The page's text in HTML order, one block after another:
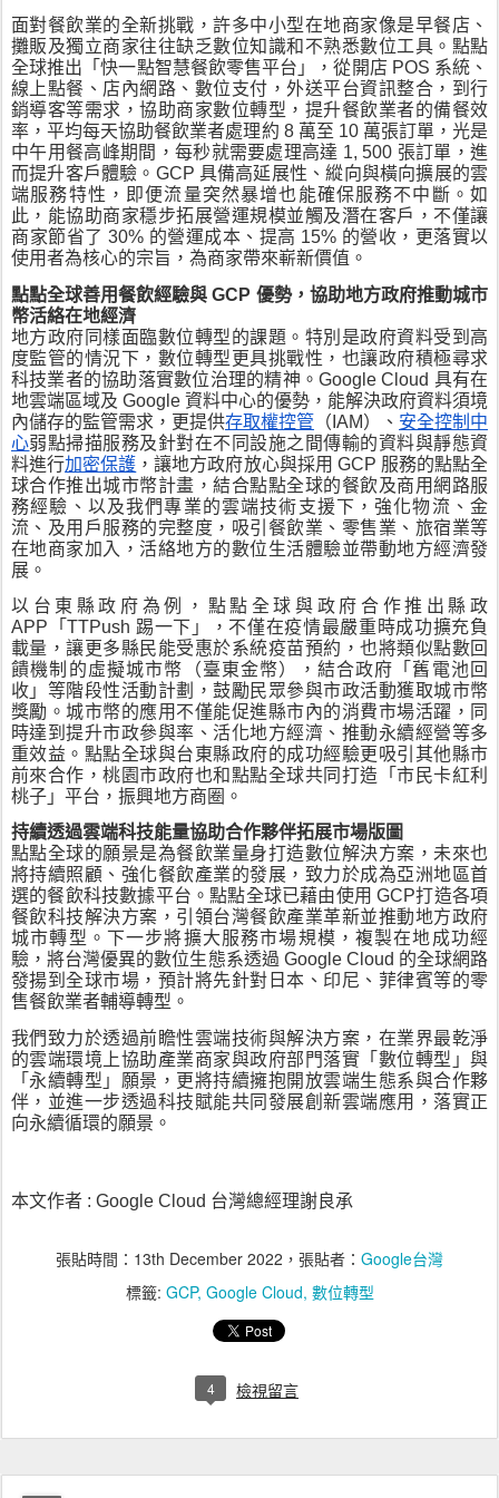
面對餐飲業的全新挑戰，許多中小型在地商家像是早餐店、
攤販及獨立商家往往缺乏數位知識和不熟悉數位工具。點點
全球推出「快一點智慧餐飲零售平台」，從開店 POS 系統、
線上點餐、店內網路、數位支付，外送平台資訊整合，到行
銷導客等需求，協助商家數位轉型，提升餐飲業者的備餐效
率，平均每天協助餐飲業者處理約 8 萬至 10 萬張訂單，光是
中午用餐高峰期間，每秒就需要處理高達 1, 500 張訂單，進
而提升客戶體驗。GCP 具備高延展性、縱向與橫向擴展的雲
端服務特性，即便流量突然暴增也能確保服務不中斷。如
此，能協助商家穩步拓展營運規模並觸及潛在客戶，不僅讓
商家節省了 30% 的營運成本、提高 15% 的營收，更落實以
使用者為核心的宗旨，為商家帶來嶄新價值。
點點全球善用餐飲經驗與 GCP 優勢，協助地方政府推動城市
幣活絡在地經濟
地方政府同樣面臨數位轉型的課題。特別是政府資料受到高
度監管的情況下，數位轉型更具挑戰性，也讓政府積極尋求
科技業者的協助落實數位治理的精神。Google Cloud 具有在
地雲端區域及 Google 資料中心的優勢，能解決政府資料須境
內儲存的監管需求，更提供存取權控管 （IAM）、 安全控制中
心弱點掃描服務及針對在不同設施之間傳輸的資料與靜態資
料進行加密保護 ，讓地方政府放心與採用 GCP 服務的點點全
球合作推出城市幣計畫，結合點點全球的餐飲及商用網路服
務經驗、以及我們專業的雲端技術支援下，強化物流、金
流、及用戶服務的完整度，吸引餐飲業、零售業、旅宿業等
在地商家加入，活絡地方的數位生活體驗並帶動地方經濟發
展。
以台東縣政府為例，點點全球與政府合作推出縣政
APP「TTPush 踢一下」，不僅在疫情最嚴重時成功擴充負
載量，讓更多縣民能受惠於系統疫苗預約，也將類似點數回
饋機制的虛擬城市幣（臺東金幣），結合政府「舊電池回
收」等階段性活動計劃，鼓勵民眾參與市政活動獲取城市幣
獎勵。城市幣的應用不僅能促進縣市內的消費市場活躍，同
時達到提升市政參與率、活化地方經濟、推動永續經營等多
重效益。點點全球與台東縣政府的成功經驗更吸引其他縣市
前來合作，桃園市政府也和點點全球共同打造「市民卡紅利
桃子」平台，振興地方商圈。
持續透過雲端科技能量協助合作夥伴拓展市場版圖
點點全球的願景是為餐飲業量身打造數位解決方案，未來也
將持續照顧、強化餐飲產業的發展，致力於成為亞洲地區首
選的餐飲科技數據平台。點點全球已藉由使用 GCP打造各項
餐飲科技解決方案，引領台灣餐飲產業革新並推動地方政府
城市轉型。下一步將擴大服務市場規模，複製在地成功經
驗，將台灣優異的數位生態系透過 Google Cloud 的全球網路
發揚到全球市場，預計將先針對日本、印尼、菲律賓等的零
售餐飲業者輔導轉型。
我們致力於透過前瞻性雲端技術與解決方案，在業界最乾淨
的雲端環境上協助產業商家與政府部門落實「數位轉型」與
「永續轉型」願景，更將持續擁抱開放雲端生態系與合作夥
伴，並進一步透過科技賦能共同發展創新雲端應用，落實正
向永續循環的願景。
本文作者 : Google Cloud 台灣總經理謝良承
張貼時間： 13th December 2022 ，張貼者： Google台灣
標籤: GCP Google Cloud 數位轉型
4 檢視留言